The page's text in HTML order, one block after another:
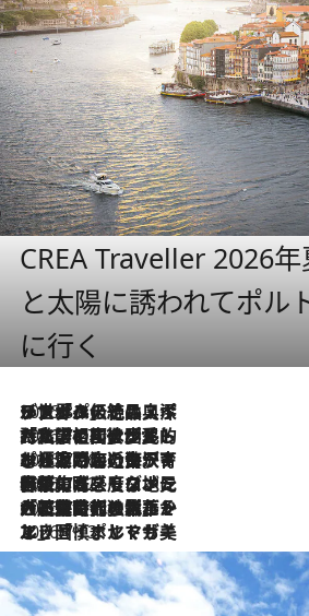
CREA Traveller 2026
と太陽に誘われてポル
に行く
2026.8.8
リスボンの絶品スイーツ「パステル・デ・ナタ」とは？ポルトガル伝統の奥深い世界へ
2026.7.27
「私の祖国はポルトガル語です」国民的詩人フェルナンド・ペソアと、彼が愛した文学の街を歩く
2026.7.26
ポルトガル近海が育む極上の海の幸。キリリと冷えた白ワインと愉しむ、シーフード専門店の贅沢
2026.7.22
伝統の味をモダンに昇華。高感度な地元客が集う、リスボンの最旬ガストロノミー
2026.7.21
大航海時代の栄華から、震災、独裁、そして革命へ。ポルトガル・首都リスボンの石畳に刻まれた「歴史の光と影」
2026.7.13
エッセイ・ヤマザキマリ「慎ましくも美しき国 ポルトガル」